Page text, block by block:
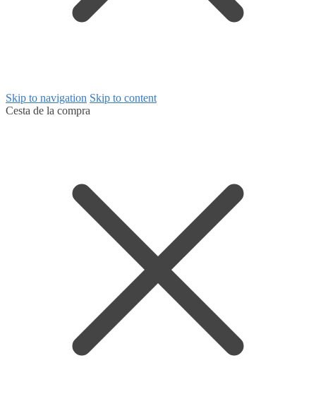
Skip to navigation Skip to content
Cesta de la compra